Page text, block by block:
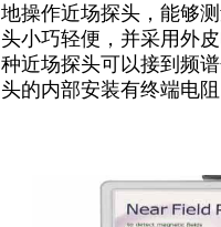
地操作近场探头，能够
头小巧轻便，并采用外
种近场探头可以接到频
头的内部安装有终端电阻